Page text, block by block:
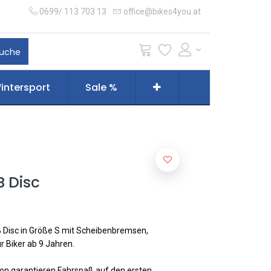
0699/ 113 703 13 office@bikes4you.at
Sale %
Disc
in Größe S mit Scheibenbremsen,
Biker ab 9 Jahren.